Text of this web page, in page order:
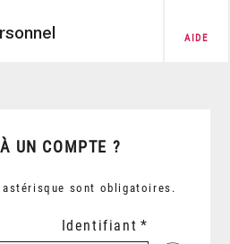
AIDE
UN COMPTE ?
astérisque sont obligatoires.
Identifiant